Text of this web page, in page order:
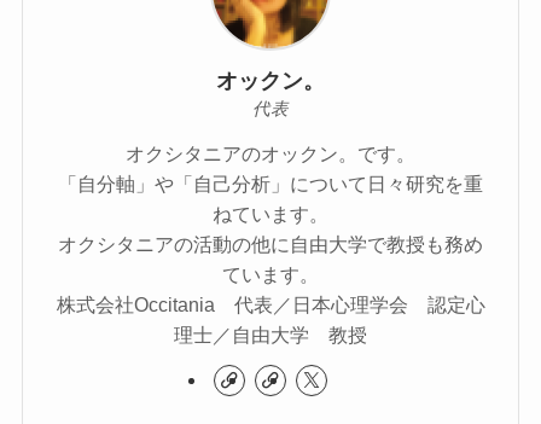
オックン。
代表
オクシタニアのオックン。です。
「自分軸」や「自己分析」について日々研究を重
ねています。
オクシタニアの活動の他に自由大学で教授も務め
ています。
株式会社Occitania 代表／日本心理学会 認定心
理士／自由大学 教授